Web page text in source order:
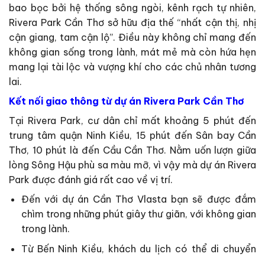
bao bọc bởi hệ thống sông ngòi, kênh rạch tự nhiên,
Rivera Park Cần Thơ sở hữu địa thế “nhất cận thị, nhị
cận giang, tam cận lộ”. Điều này không chỉ mang đến
không gian sống trong lành, mát mẻ mà còn hứa hẹn
mang lại tài lộc và vượng khí cho các chủ nhân tương
lai.
Kết nối giao thông từ dự án Rivera Park Cần Thơ
Tại Rivera Park, cư dân chỉ mất khoảng 5 phút đến
trung tâm quận Ninh Kiều, 15 phút đến Sân bay Cần
Thơ, 10 phút là đến Cầu Cần Thơ. Nằm uốn lượn giữa
lòng Sông Hậu phù sa màu mỡ, vì vậy mà dự án Rivera
Park được đánh giá rất cao về vị trí.
Đến với dự án Cần Thơ Vlasta bạn sẽ được đắm
chìm trong những phút giây thư giãn, với không gian
trong lành.
Từ Bến Ninh Kiều, khách du lịch có thể di chuyển